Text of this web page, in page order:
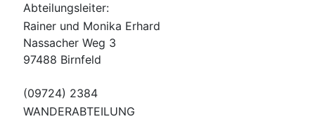
Abteilungsleiter:
Rainer und Monika Erhard
Nassacher Weg 3
97488 Birnfeld
(09724) 2384
WANDERABTEILUNG